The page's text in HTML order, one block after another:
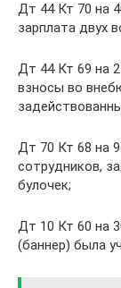
Дт 44 Кт 70 на
зарплата двух
Дт 44 Кт 69 на
взносы во
Дт 70 Кт 68 на
сотрудников,
булочек;
Дт 10 Кт 60 на
(баннер) была